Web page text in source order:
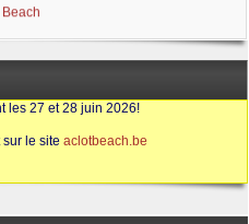
les 27 et 28 juin 2026!
le site aclotbeach.be